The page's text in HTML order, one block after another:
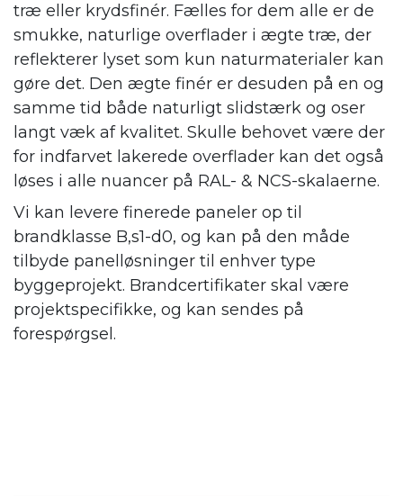
træ eller krydsfinér. Fælles for dem alle er de
smukke, naturlige overflader i ægte træ, der
reflekterer lyset som kun naturmaterialer kan
gøre det. Den ægte finér er desuden på en og
samme tid både naturligt slidstærk og oser
langt væk af kvalitet. Skulle behovet være der
for indfarvet lakerede overflader kan det også
løses i alle nuancer på RAL- & NCS-skalaerne.
Vi kan levere finerede paneler op til
brandklasse B,s1-d0, og kan på den måde
tilbyde panelløsninger til enhver type
byggeprojekt. Brandcertifikater skal være
projektspecifikke, og kan sendes på
forespørgsel.